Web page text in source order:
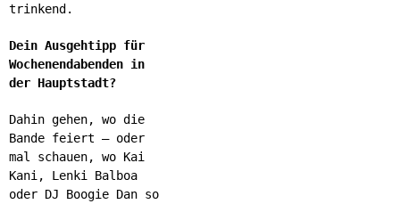
trinkend.
Dein Ausgehtipp für
Wochenendabenden in
der Hauptstadt?
Dahin gehen, wo die
Bande feiert – oder
mal schauen, wo Kai
Kani, Lenki Balboa
oder DJ Boogie Dan so